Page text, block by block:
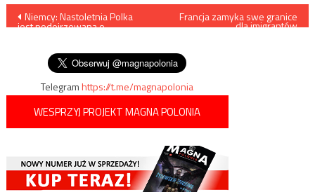
Nawigacja
wpisu
Niemcy: Nastoletnia Polka
jest podejrzewana o
Francja zamyka swe granice
dla imigrantów
Telegramhttps://t.me/magnapolonia
WESPRZYJ PROJEKT MAGNA POLONIA